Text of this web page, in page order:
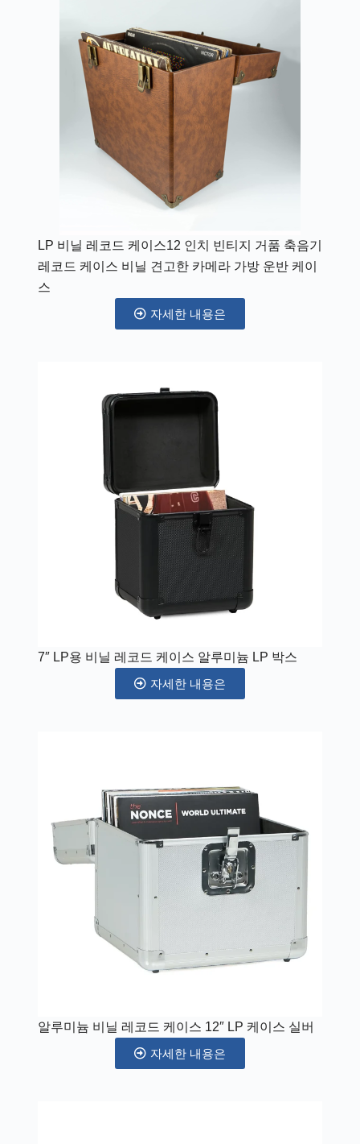
LP 비닐 레코드 케이스12 인치 빈티지 거품 축음기
레코드 케이스 비닐 견고한 카메라 가방 운반 케이
스
자세한 내용은
7″ LP용 비닐 레코드 케이스 알루미늄 LP 박스
자세한 내용은
알루미늄 비닐 레코드 케이스 12″ LP 케이스 실버
자세한 내용은